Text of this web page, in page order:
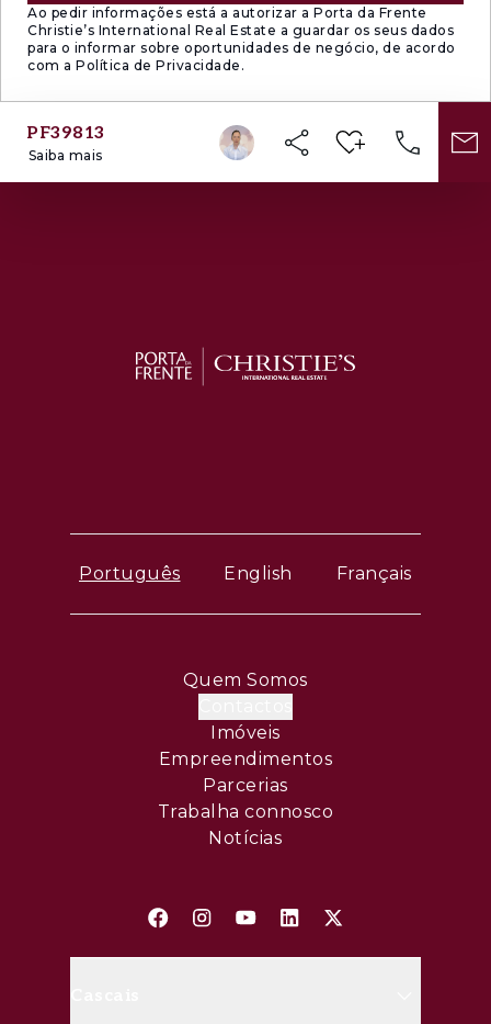
Ao pedir informações está a autorizar a Porta da Frente
Christie’s International Real Estate a guardar os seus dados
para o informar sobre oportunidades de negócio, de acordo
com a Política de Privacidade.
PF39813
Saiba mais
Português English Français
Quem Somos
Imóveis
Empreendimentos
Parcerias
Trabalha connosco
Notícias